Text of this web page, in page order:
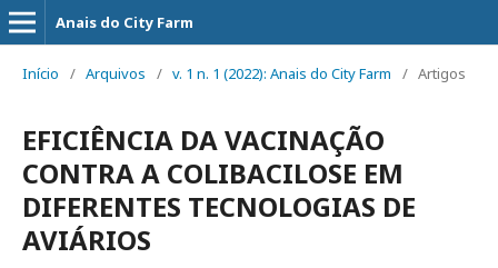
Anais do City Farm
Início / Arquivos / v. 1 n. 1 (2022): Anais do City Farm / Artigos
EFICIÊNCIA DA VACINAÇÃO
CONTRA A COLIBACILOSE EM
DIFERENTES TECNOLOGIAS DE
AVIÁRIOS